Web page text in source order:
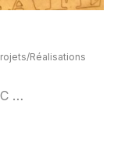
Réalisations
…